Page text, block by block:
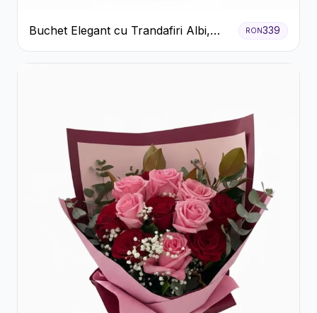
Buchet Elegant cu Trandafiri Albi,
Hortensie și Crizanteme Crem
RON339